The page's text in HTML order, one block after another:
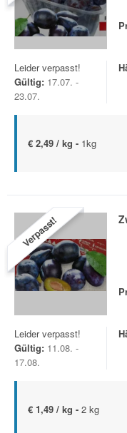
Leider verpasst!
Gültig: 17.07. -
23.07.
€ 2,49 / kg - 1kg
Verpasst!
Leider verpasst!
Gültig: 11.08. -
17.08.
€ 1,49 / kg - 2 kg